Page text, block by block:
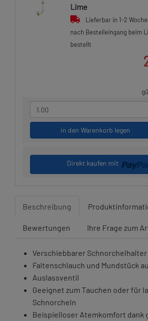
Lime
Lieferbar in 1-2
nach Bestelleingang beim
bestellt
in den Warenkorb legen
Direkt kaufen mit
Beschreibung
Bewertungen Ihre Frage zum
Verschiebbarer Schnorchelhalter
Faltenschlauch und Mundstück
Auslassventil
Geeignet zum Tauchen oder für
Schnorcheln
Beispielloser Atemkomfort dank